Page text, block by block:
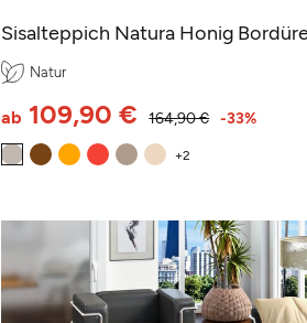
Sisalteppich Natura Honig
Natur
164,90 €
ab 109,90 € -33%